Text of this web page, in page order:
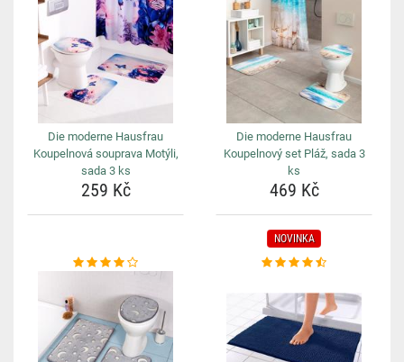
Die moderne Hausfrau
Koupelnová souprava Motýli,
sada 3 ks
259 Kč
Die moderne Hausfrau
Koupelnový set Pláž, sada 3
ks
469 Kč
NOVINKA